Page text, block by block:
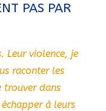
PAS PAR
Leur violence, je
raconter les
trouver dans
à leurs